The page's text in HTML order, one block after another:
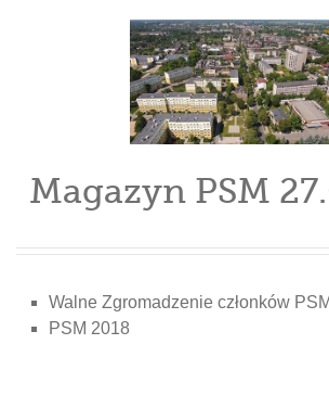
Magazyn PSM
Walne Zgromadzenie członków PSM
PSM 2018